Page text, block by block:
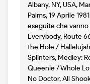
Albany, NY, USA,
Palms, 19 Aprile
eseguite che
Everybody, Route
the Hole /
Splinters, Medley:
Queenie / Whole
No Doctor, All